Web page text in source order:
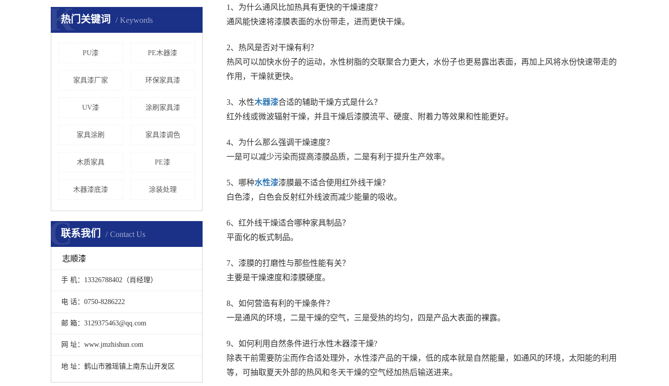
热门关键词 Keywords
K
PU漆 PE木器漆
家具漆厂家 环保家具漆
UV漆 涂刷家具漆
家具涂刷 家具漆调色
木质家具 PE漆
木器漆底漆 涂装处理
联系我们 Contact Us
C
志顺漆
手 机：13326788402（肖经理）
电 话：0750-8286222
邮 箱：3129375463@qq.com
网 址：www.jmzhishun.com
地 址：鹤山市雅瑶镇上南东山开发区
1、为什么通风比加热具有更快的干燥速度？
通风能快速将漆膜表面的水份带走，进而更快干燥。
2、热风是否对干燥有利？
热风可以加快水份子的运动，水性树脂的交联聚合力更大，水份子也更易露出表面，再加上风将水份快速带走的
作用，干燥就更快。
3、水性木器漆合适的辅助干燥方式是什么？
红外线或微波辐射干燥，并且干燥后漆膜流平、硬度、附着力等效果和性能更好。
4、为什么那么强调干燥速度？
一是可以减少污染而提高漆膜品质，二是有利于提升生产效率。
5、哪种水性漆漆膜最不适合使用红外线干燥？
白色漆，白色会反射红外线波而减少能量的吸收。
6、红外线干燥适合哪种家具制品？
平面化的板式制品。
7、漆膜的打磨性与那些性能有关？
主要是干燥速度和漆膜硬度。
8、如何营造有利的干燥条件？
一是通风的环境，二是干燥的空气，三是受热的均匀，四是产品大表面的裸露。
9、如何利用自然条件进行水性木器漆干燥?
除表干前需要防尘而作合适处理外，水性漆产品的干燥，低的成本就是自然能量，如通风的环境，太阳能的利用
等，可抽取夏天外部的热风和冬天干燥的空气经加热后输送进来。